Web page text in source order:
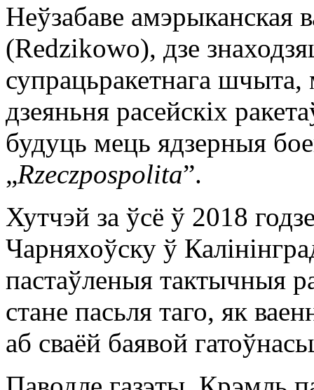
Неўзабаве амэрыканская
(Redzikowo), дзе
супрацьракетнага
дзеяньня расейскіх
будуць мець ядзерныя
„Rzeczpospolita”.
Хутчэй за ўсё ў 2018
Чарняхоўску ў
пастаўленыя тактычныя
стане пасьля таго, як
аб сваёй баявой